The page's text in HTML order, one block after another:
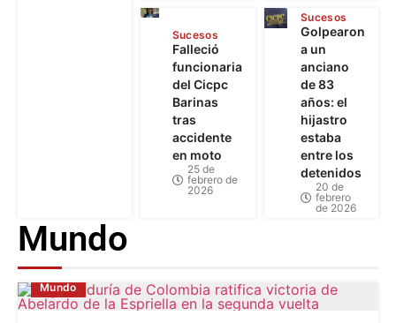
Sucesos
Falleció
funcionaria
del Cicpc
Barinas
tras
accidente
en moto
25 de
febrero de
2026
Sucesos
Golpearon
a un
anciano
de 83
años: el
hijastro
estaba
entre los
detenidos
20 de
febrero
de 2026
Mundo
Mundo